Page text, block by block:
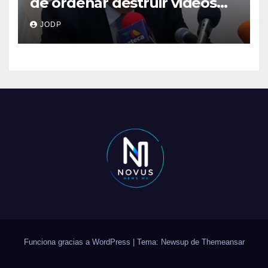
clave del caso Ayotzinapa
JODP
Funciona gracias a WordPress Tema: Newsup de Themeansar